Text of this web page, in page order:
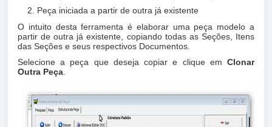
Peça iniciada a partir de outra já existente
O intuito desta ferramenta é elaborar uma peça modelo a
partir de outra já existente, copiando todas as Seções, Itens
das Seções e seus respectivos Documentos.
Selecione a peça que deseja copiar e clique em Clonar
Outra Peça